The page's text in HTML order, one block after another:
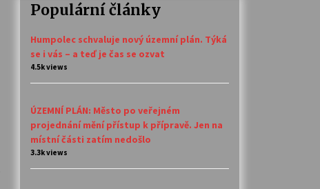
Populární články
Humpolec schvaluje nový územní plán. Týká
se i vás – a teď je čas se ozvat
4.5k views
ÚZEMNÍ PLÁN: Město po veřejném
projednání mění přístup k přípravě. Jen na
místní části zatím nedošlo
3.3k views